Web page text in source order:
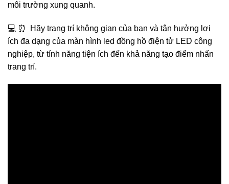
môi trường xung quanh.
💻 ⏰ Hãy trang trí không gian của bạn và tận hưởng lợi
ích đa dạng của màn hình led đồng hồ điện tử LED công
nghiệp, từ tính năng tiện ích đến khả năng tạo điểm nhấn
trang trí.